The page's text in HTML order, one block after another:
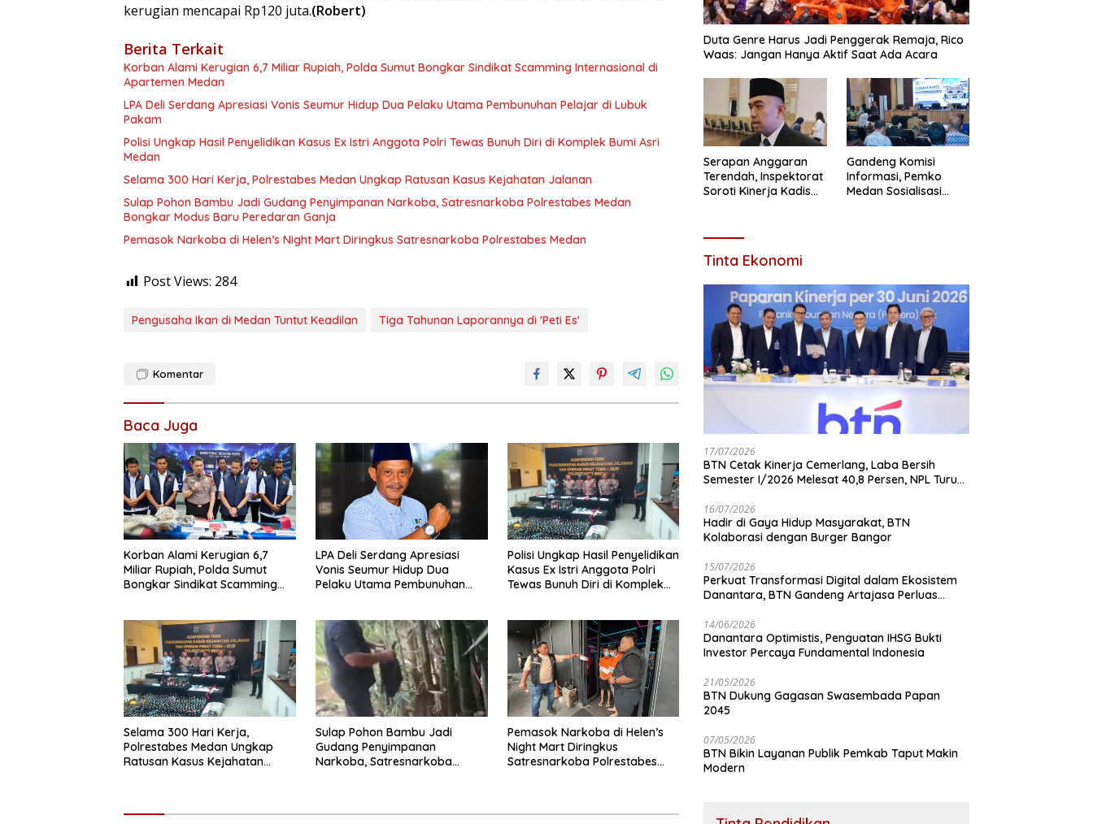
kerugian mencapai Rp120 juta.(Robert)
Berita Terkait
Korban Alami Kerugian 6,7 Miliar Rupiah, Polda Sumut Bongkar Sindikat Scamming Internasional di
Apartemen Medan
LPA Deli Serdang Apresiasi Vonis Seumur Hidup Dua Pelaku Utama Pembunuhan Pelajar di Lubuk
Pakam
Polisi Ungkap Hasil Penyelidikan Kasus Ex Istri Anggota Polri Tewas Bunuh Diri di Komplek Bumi Asri
Medan
Selama 300 Hari Kerja, Polrestabes Medan Ungkap Ratusan Kasus Kejahatan Jalanan
Sulap Pohon Bambu Jadi Gudang Penyimpanan Narkoba, Satresnarkoba Polrestabes Medan
Bongkar Modus Baru Peredaran Ganja
Pemasok Narkoba di Helen’s Night Mart Diringkus Satresnarkoba Polrestabes Medan
Post Views: 284
Pengusaha Ikan di Medan Tuntut Keadilan Tiga Tahunan Laporannya di 'Peti Es'
Komentar
Baca Juga
Korban Alami Kerugian 6,7
Miliar Rupiah, Polda Sumut
Bongkar Sindikat Scamming
LPA Deli Serdang Apresiasi
Vonis Seumur Hidup Dua
Pelaku Utama Pembunuhan
Polisi Ungkap Hasil Penyelidikan
Kasus Ex Istri Anggota Polri
Tewas Bunuh Diri di Komplek
Selama 300 Hari Kerja,
Polrestabes Medan Ungkap
Ratusan Kasus Kejahatan
Sulap Pohon Bambu Jadi
Gudang Penyimpanan
Narkoba, Satresnarkoba
Pemasok Narkoba di Helen’s
Night Mart Diringkus
Satresnarkoba Polrestabes
Duta Genre Harus Jadi Penggerak Remaja, Rico
Waas: Jangan Hanya Aktif Saat Ada Acara
Serapan Anggaran
Terendah, Inspektorat
Soroti Kinerja Kadis
Gandeng Komisi
Informasi, Pemko
Medan Sosialisasi
Tinta Ekonomi
17/07/2026
BTN Cetak Kinerja Cemerlang, Laba Bersih
Semester I/2026 Melesat 40,8 Persen, NPL Turun
16/07/2026
Hadir di Gaya Hidup Masyarakat, BTN
Kolaborasi dengan Burger Bangor
15/07/2026
Perkuat Transformasi Digital dalam Ekosistem
Danantara, BTN Gandeng Artajasa Perluas
14/06/2026
Danantara Optimistis, Penguatan IHSG Bukti
Investor Percaya Fundamental Indonesia
21/05/2026
BTN Dukung Gagasan Swasembada Papan
2045
07/05/2026
BTN Bikin Layanan Publik Pemkab Taput Makin
Modern